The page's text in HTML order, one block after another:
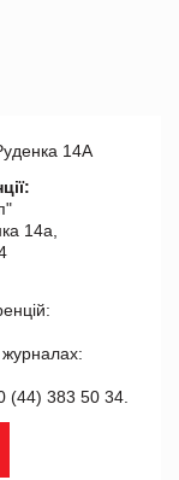
14А
14а,
(44) 383 50 34.